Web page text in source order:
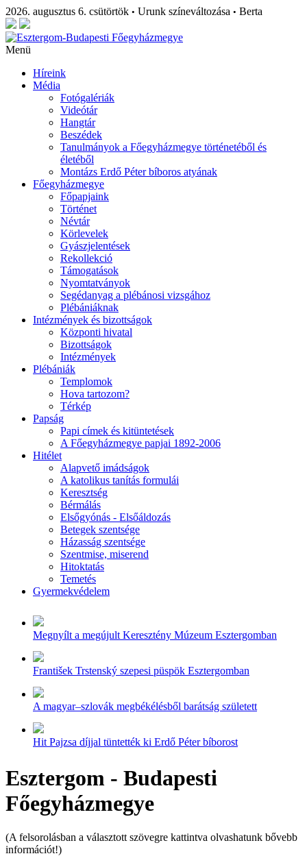
2026. augusztus 6. csütörtök • Urunk színeváltozása • Berta
Menü
Híreink
Média
Fotógalériák
Videótár
Hangtár
Beszédek
Tanulmányok a Főegyházmegye történetéből és
életéből
Montázs Erdő Péter bíboros atyának
Főegyházmegye
Főpapjaink
Történet
Névtár
Körlevelek
Gyászjelentések
Rekollekció
Támogatások
Nyomtatványok
Segédanyag a plébánosi vizsgához
Plébániáknak
Intézmények és bizottságok
Központi hivatal
Bizottságok
Intézmények
Plébániák
Templomok
Hova tartozom?
Térkép
Papság
Papi címek és kitüntetések
A Főegyházmegye papjai 1892-2006
Hitélet
Alapvető imádságok
A katolikus tanítás formulái
Keresztség
Bérmálás
Elsőgyónás - Elsőáldozás
Betegek szentsége
Házasság szentsége
Szentmise, miserend
Hitoktatás
Temetés
Gyermekvédelem
Megnyílt a megújult Keresztény Múzeum Esztergomban
František Trstenský szepesi püspök Esztergomban
A magyar–szlovák megbékélésből barátság született
Hit Pajzsa díjjal tüntették ki Erdő Péter bíborost
Esztergom - Budapesti
Főegyházmegye
(A felsorolásban a választott szövegre kattintva olvashatunk bővebb
információt!)